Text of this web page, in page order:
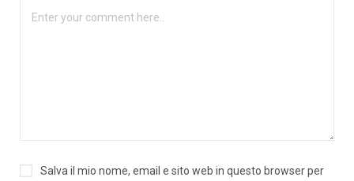
Salva il mio nome, email e sito web in questo browser per